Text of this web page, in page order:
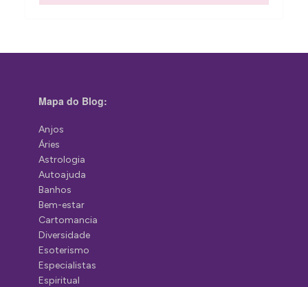
Mapa do Blog:
Anjos
Áries
Astrologia
Autoajuda
Banhos
Bem-estar
Cartomancia
Diversidade
Esoterismo
Especialistas
Espiritual